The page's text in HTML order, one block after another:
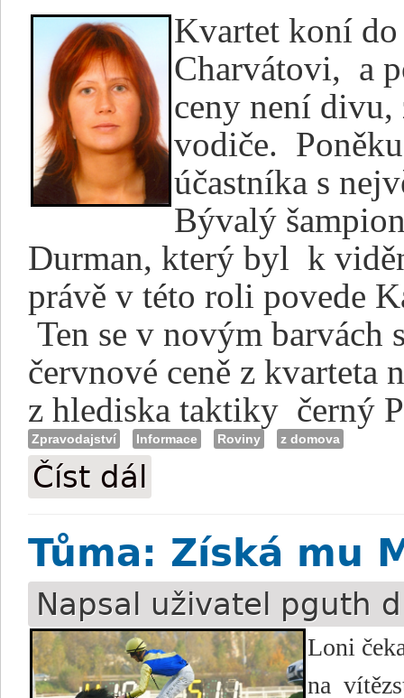
Kvartet koní do
Charvátovi, a
ceny není divu,
vodiče.
účastníka s
Bývalý
Durman, který byl k
právě v této roli povede
Ten se v novým barvách
červnové ceně z kvarteta
z hlediska taktiky černý
Zpravodajství Informace Roviny z domova
Číst dál
Tůma: Získá mu
Napsal uživatel pguth
Loni
na